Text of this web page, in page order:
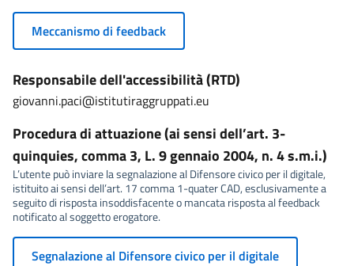
Meccanismo di feedback
Responsabile dell'accessibilità (RTD)
giovanni.paci@istitutiraggruppati.eu
Procedura di attuazione (ai sensi dell’art. 3-
quinquies, comma 3, L. 9 gennaio 2004, n. 4 s.m.i.)
L’utente può inviare la segnalazione al Difensore civico per il digitale,
istituito ai sensi dell’art. 17 comma 1-quater CAD, esclusivamente a
seguito di risposta insoddisfacente o mancata risposta al feedback
notificato al soggetto erogatore.
Segnalazione al Difensore civico per il digitale